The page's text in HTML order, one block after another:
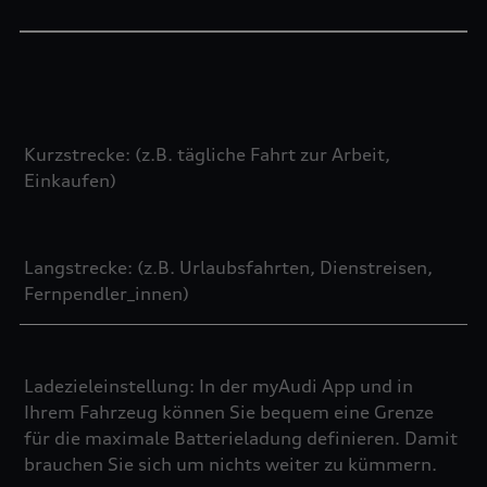
Kurzstrecke: (z.B. tägliche Fahrt zur Arbeit,
Einkaufen)
Langstrecke: (z.B. Urlaubsfahrten, Dienstreisen,
Fernpendler_innen)
Ladezieleinstellung: In der myAudi App und in
Ihrem Fahrzeug können Sie bequem eine Grenze
für die maximale Batterieladung definieren. Damit
brauchen Sie sich um nichts weiter zu kümmern.